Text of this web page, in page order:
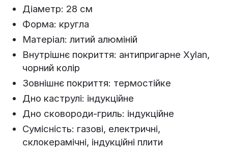
Діаметр: 28 см
Форма: кругла
Матеріал: литий алюміній
Внутрішнє покриття: антипригарне Xylan,
чорний колір
Зовнішнє покриття: термостійке
Дно каструлі: індукційне
Дно сковороди-гриль: індукційне
Сумісність: газові, електричні,
склокерамічні, індукційні плити